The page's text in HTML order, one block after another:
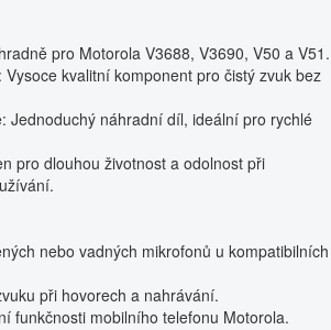
pro Motorola V3688, V3690, V50 a V51.
kvalitní komponent pro čistý zvuk bez
Jednoduchý náhradní díl, ideální pro rychlé
pro dlouhou životnost a odolnost při
nebo vadných mikrofonů u kompatibilních
při hovorech a nahrávání.
funkčnosti mobilního telefonu Motorola.